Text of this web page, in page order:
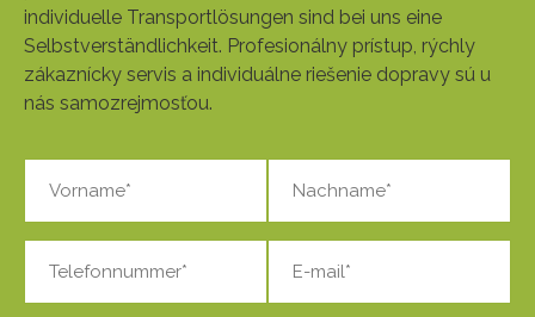
individuelle Transportlösungen sind bei uns eine
Selbstverständlichkeit. Profesionálny prístup, rýchly
zákaznícky servis a individuálne riešenie dopravy sú u
nás samozrejmosťou.